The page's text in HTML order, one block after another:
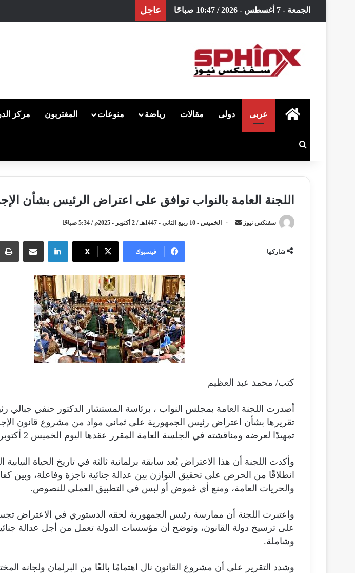
الجمعة - 7 أغسطس - 2026 / 10:47 صباحًا عاجل
الرئيسية
عربى دولى مقالات رياضة منوعات المغتربون مركز
اللجنة العامة بالنواب توافق على اعتراض الرئيس بشأن
سفنكس نيوز
ي
الخميس - 10 ربيع الثاني - 1447هـ / 2 أكتوبر - 2025م / 5:34 صباحًا
شاركها فيسبوك X
لينكدإن مشاركة عبر البريد
كتب/ محمد عبد العظيم
أصدرت اللجنة العامة بمجلس النواب ، برئاسة المستشار الدكتور حنفي جبالي
تقريرها بشأن اعتراض رئيس الجمهورية على ثماني مواد من مشروع قانون
تمهيدًا لعرضه ومناقشته في الجلسة العامة المقرر عقدها اليوم الخميس 2 أكتوبر.
وأكدت اللجنة أن هذا الاعتراض يُعد سابقة برلمانية ثالثة في تاريخ الحياة النيابية
انطلاقًا من الحرص على تحقيق التوازن بين عدالة جنائية ناجزة وفاعلة، وبين
والحريات العامة، ومنع أي غموض أو لبس في التطبيق العملي للنصوص.
واعتبرت اللجنة أن ممارسة رئيس الجمهورية لحقه الدستوري في الاعتراض
على ترسيخ دولة القانون، وتوضح أن مؤسسات الدولة تعمل من أجل عدالة
وشاملة.
وشدد التقرير على أن مشروع القانون نال اهتمامًا بالغًا من البرلمان ولجانه